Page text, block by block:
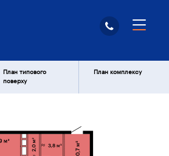
План типового
поверху
План комплексу